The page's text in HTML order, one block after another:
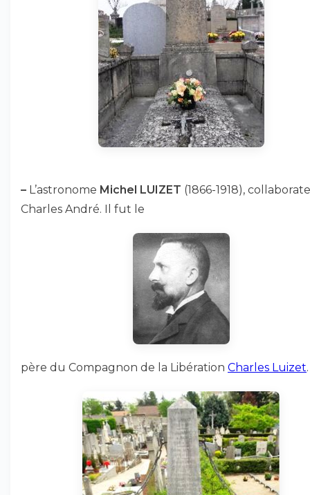
– L’astronome Michel LUIZET (1866-1918),
Charles André. Il fut le
père du Compagnon de la Libération Charles Luizet.